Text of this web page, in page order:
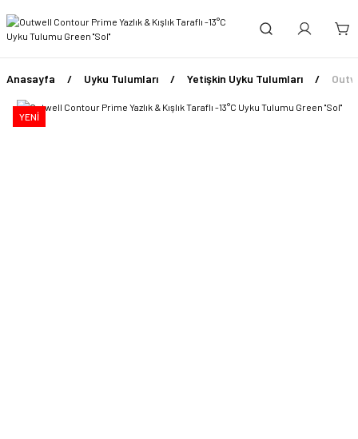
Anasayfa Uyku Tulumları Yetişkin Uyku Tulumları
YENİ